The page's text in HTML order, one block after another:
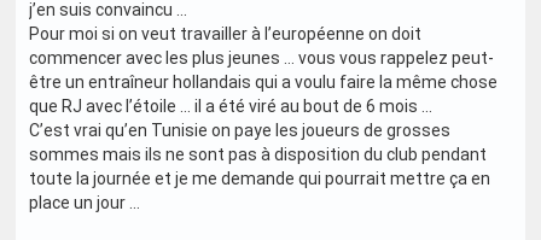
j’en suis convaincu …
Pour moi si on veut travailler à l’européenne on doit
commencer avec les plus jeunes … vous vous rappelez peut-
être un entraîneur hollandais qui a voulu faire la même chose
que RJ avec l’étoile … il a été viré au bout de 6 mois …
C’est vrai qu’en Tunisie on paye les joueurs de grosses
sommes mais ils ne sont pas à disposition du club pendant
toute la journée et je me demande qui pourrait mettre ça en
place un jour …